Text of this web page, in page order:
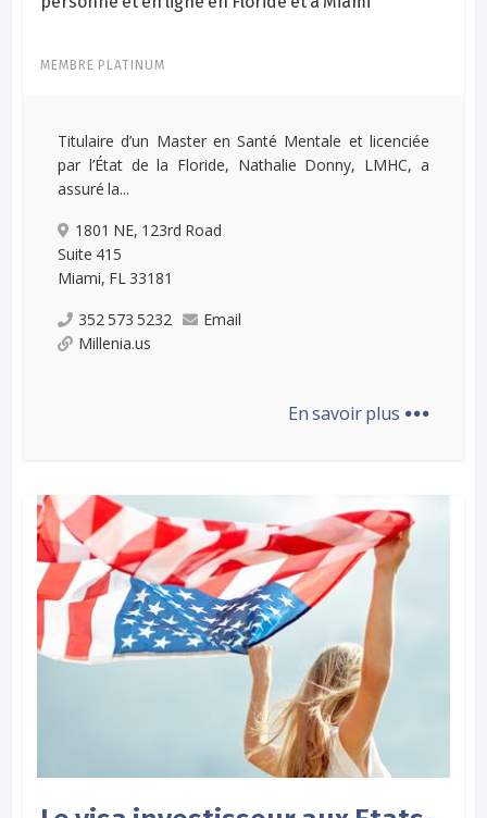
MEMBRE PLATINUM
Titulaire d’un Master en Santé Mentale et licenciée
par l’État de la Floride, Nathalie Donny, LMHC, a
assuré la...
1801 NE, 123rd Road
Suite 415
Miami, FL 33181
352 573 5232
Email
Millenia.us
En savoir plus ...